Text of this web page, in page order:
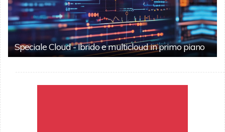
Speciale Cloud - Ibrido e multicloud in primo piano